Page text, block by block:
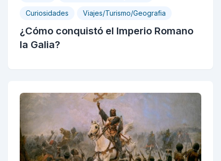
Curiosidades Viajes/Turismo/Geografia
¿Cómo conquistó el Imperio Romano
la Galia?